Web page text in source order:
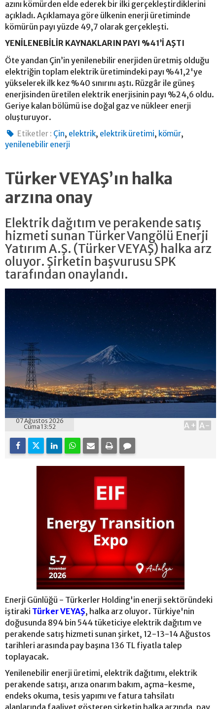
azını kömürden elde ederek bir ilki gerçekleştirdiklerini
açıkladı. Açıklamaya göre ülkenin enerji üretiminde
kömürün payı yüzde 49,7 olarak gerçekleşti.
YENİLENEBİLİR KAYNAKLARIN PAYI %41’İ AŞTI
Öte yandan Çin’in yenilenebilir enerjiden üretmiş olduğu
elektriğin toplam elektrik üretimindeki payı %41,2'ye
yükselerek ilk kez %40 sınırını aştı. Rüzgâr ile güneş
enerjisinden üretilen elektrik enerjisinin payı %24,6 oldu.
Geriye kalan bölümü ise doğal gaz ve nükleer enerji
oluşturuyor.
Etiketler : Çin, elektrik, elektrik üretimi, kömür,
yenilenebilir enerji
Türker VEYAŞ’ın halka
arzına onay
Elektrik dağıtım ve perakende satış
hizmeti sunan Türker Vangölü Enerji
Yatırım A.Ş. (Türker VEYAŞ) halka arz
oluyor. Şirketin başvurusu SPK
tarafından onaylandı.
07 Ağustos 2026
Cuma 13:52
A+ A-
Enerji Günlüğü - Türkerler Holding'in enerji sektöründeki
iştiraki Türker VEYAŞ, halka arz oluyor. Türkiye'nin
doğusunda 894 bin 544 tüketiciye elektrik dağıtım ve
perakende satış hizmeti sunan şirket, 12-13-14 Ağustos
tarihleri arasında pay başına 136 TL fiyatla talep
toplayacak.
Yenilenebilir enerji üretimi, elektrik dağıtımı, elektrik
perakende satışı, arıza onarım bakım, açma-kesme,
endeks okuma, tesis yapımı ve fatura tahsilatı